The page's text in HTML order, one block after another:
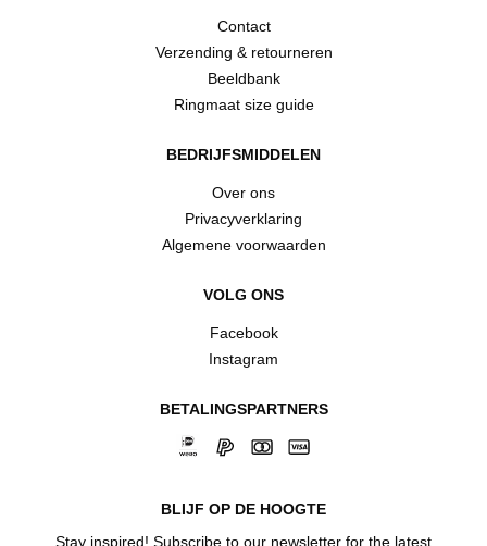
Contact
Verzending & retourneren
Beeldbank
Ringmaat size guide
BEDRIJFSMIDDELEN
Over ons
Privacyverklaring
Algemene voorwaarden
VOLG ONS
Facebook
Instagram
BETALINGSPARTNERS
BLIJF OP DE HOOGTE
Stay inspired! Subscribe to our newsletter for the latest